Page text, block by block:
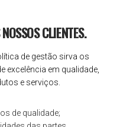
CLIENTES.
de gestão sirva os
excelência em qualidade,
e serviços.
de qualidade;